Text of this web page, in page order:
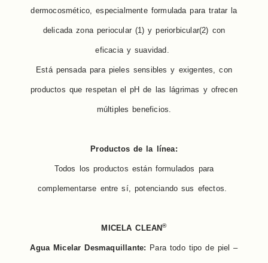
dermocosmético, especialmente formulada para tratar la
delicada zona periocular (1) y periorbicular(2) con
eficacia y suavidad.
Está pensada para pieles sensibles y exigentes, con
productos que respetan el pH de las lágrimas y ofrecen
múltiples beneficios.
Productos de la línea:
Todos los productos están formulados para
complementarse entre sí, potenciando sus efectos.
MICELA CLEAN®
Agua Micelar Desmaquillante: Para todo tipo de piel –